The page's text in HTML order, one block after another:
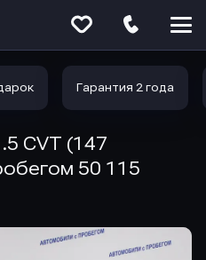
Гарантия 2 года
CVT (147
50 115